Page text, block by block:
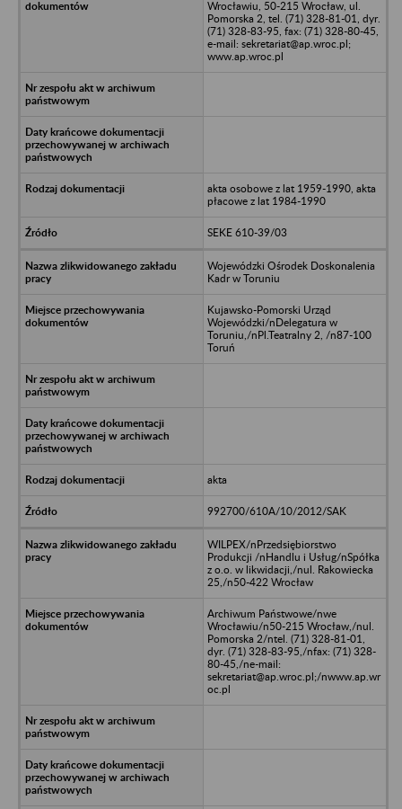
Wrocławiu, 50-215 Wrocław, ul.
Pomorska 2, tel. (71) 328-81-01, dyr.
(71) 328-83-95, fax: (71) 328-80-45,
e-mail: sekretariat@ap.wroc.pl;
www.ap.wroc.pl
akta osobowe z lat 1959-1990, akta
płacowe z lat 1984-1990
SEKE 610-39/03
Wojewódzki Ośrodek Doskonalenia
Kadr w Toruniu
Kujawsko-Pomorski Urząd
Wojewódzki/nDelegatura w
Toruniu,/nPl.Teatralny 2, /n87-100
Toruń
akta
992700/610A/10/2012/SAK
WILPEX/nPrzedsiębiorstwo
Produkcji /nHandlu i Usług/nSpółka
z o.o. w likwidacji,/nul. Rakowiecka
25,/n50-422 Wrocław
Archiwum Państwowe/nwe
Wrocławiu/n50-215 Wrocław,/nul.
Pomorska 2/ntel. (71) 328-81-01,
dyr. (71) 328-83-95,/nfax: (71) 328-
80-45,/ne-mail:
sekretariat@ap.wroc.pl;/nwww.ap.wr
oc.pl